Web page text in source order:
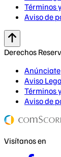
Términos
Aviso de
Derechos
Anúnciate
Aviso
Términos
Aviso de
Visítanos en